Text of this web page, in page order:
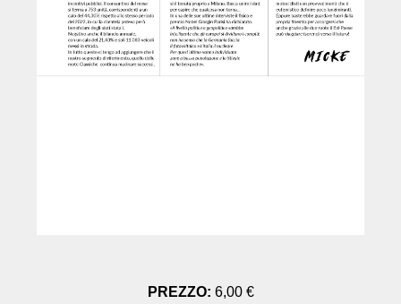
PREZZO: 6,00 €